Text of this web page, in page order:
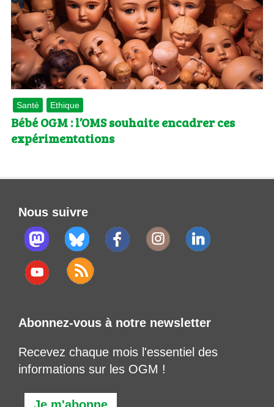
Santé Ethique
Bébé OGM : l’OMS souhaite encadrer ces
expérimentations
Nous suivre
Abonnez-vous à notre newsletter
Recevez chaque mois l'essentiel des
informations sur les OGM !